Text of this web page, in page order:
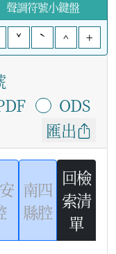
聲調符號小鍵盤
ˇ ˋ ^ +
ODS
匯出
南四
縣腔
回檢
索清
單